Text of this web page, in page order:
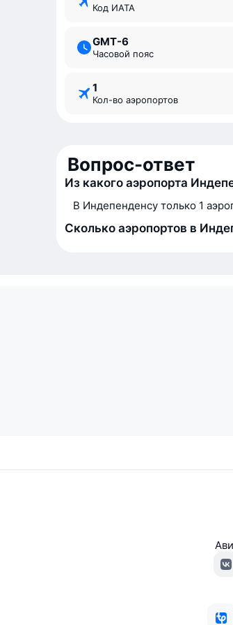
Код ИАТА
GMT-6
Часовой пояс
1
Кол-во аэропортов
Вопрос-ответ
Из какого аэропорта
В Индепенденсу только 1
Сколько аэропортов в